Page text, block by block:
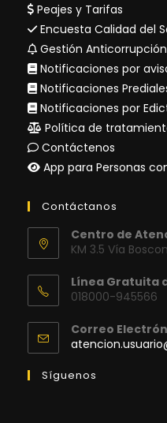
Peajes y Tarifas
Encuesta Calidad del
Gestión Anticorrupción
Notificaciones por
Notificaciones
Notificaciones por
Política de
Contáctenos
App para Personas
Contáctanos
Centro de
KM 3.5 Vía
Línea Gratuita
018000-945566
Correo
Síguenos